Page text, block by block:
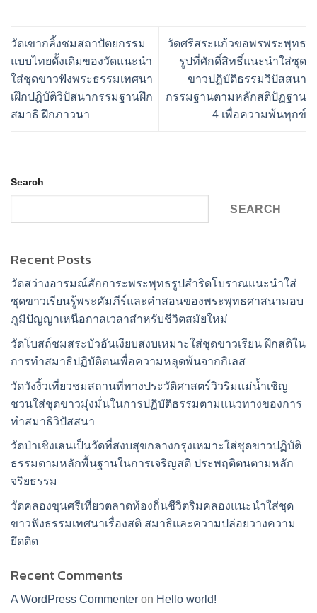
วัดเขากลิ้งชมสถาปัตยกรรม
แบบไทยดั้งเดิมของวัดแนะนำ
ใส่ชุดขาวฟังพระธรรมเทศนา
เฝึกปฎิบัติวิปัสนากรรมฐานฝึก
สมาธิ ฝึกภาวนา
วัดศรีสระแก้วขอพรพระพุทธ
รูปที่ศักดิ์สิทธิ์แนะนำใส่ชุด
ขาวปฏิบัติธรรมวิปัสสนา
กรรมฐานตามหลักสติปัฏฐาน
4 เพื่อความพ้นทุกข์
Search
SEARCH
Recent Posts
วัดสว่างอารมณ์สักการะพระพุทธรูปสำริดโบราณแนะนำใส่
ชุดขาวเรียนรู้พระคัมภีร์และคำสอนของพระพุทธศาสนามอบ
ภูมิปัญญาเหนือกาลเวลาสำหรับชีวิตสมัยใหม่
วัดโบสถ์ชมสระบัวอันเงียบสงบเหมาะใส่ชุดขาวเรียน ฝึกสติใน
การทำสมาธิปฏิบัติตนเพื่อความหลุดพ้นจากกิเลส
วัดวังงิ้วเที่ยวชมสถานที่ทางประวัติศาสตร์วิวริมแม่น้ำเชิญ
ชวนใส่ชุดขาวมุ่งมั่นในการปฏิบัติธรรมตามแนวทางของการ
ทำสมาธิวิปัสสนา
วัดป่าเชิงเลนเป็นวัดที่สงบสุขกลางกรุงเหมาะใส่ชุดขาวปฏิบัติ
ธรรมตามหลักพื้นฐานในการเจริญสติ ประพฤติตนตามหลัก
จริยธรรม
วัดคลองขุนศรีเที่ยวตลาดท้องถิ่นชีวิตริมคลองแนะนำใส่ชุด
ขาวฟังธรรมเทศนาเรื่องสติ สมาธิและความปล่อยวางความ
ยึดติด
Recent Comments
A WordPress Commenter on Hello world!